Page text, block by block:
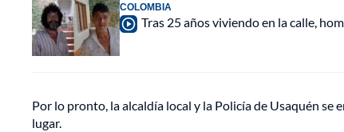
COLOMBIA
Tras 25 años viviendo en la calle,
Por lo pronto, la alcaldía local y la Policía de Usaquén
lugar.